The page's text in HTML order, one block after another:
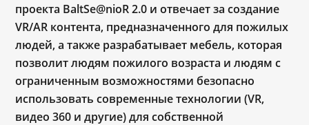
проекта BaltSe@nioR 2.0 и отвечает за создание
VR/AR контента, предназначенного для пожилых
людей, а также разрабатывает мебель, которая
позволит людям пожилого возраста и людям с
ограниченным возможностями безопасно
использовать современные технологии (VR,
видео 360 и другие) для собственной